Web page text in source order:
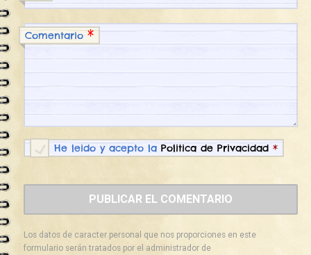
Comentario*
He leido y acepto laPolitica de Privacidad *
Los datos de caracter personal que nos proporciones en este
formulario serán tratados por el administrador de